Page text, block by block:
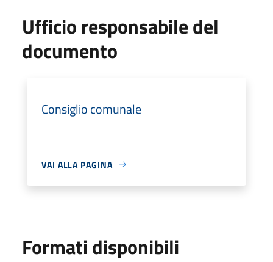
Ufficio responsabile del
documento
Consiglio comunale
VAI ALLA PAGINA
Formati disponibili